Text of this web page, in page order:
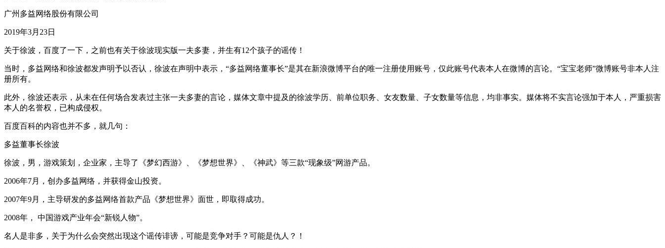
广州多益网络股份有限公司
2019年3月23日
关于徐波，百度了一下，之前也有关于徐波现实版一夫多妻，并生有12个孩子的谣传！
当时，多益网络和徐波都发声明予以否认，徐波在声明中表示，“多益网络董事长”是其在新浪微博平台的唯一注册使用账号，仅此账号代表本人在微博的言论。“宝宝老师”微博账号非本人注
册所有。
此外，徐波还表示，从未在任何场合发表过主张一夫多妻的言论，媒体文章中提及的徐波学历、前单位职务、女友数量、子女数量等信息，均非事实。媒体将不实言论强加于本人，严重损害
本人的名誉权，已构成侵权。
百度百科的内容也并不多，就几句：
多益董事长徐波
徐波，男，游戏策划，企业家，主导了《梦幻西游》、《梦想世界》、《神武》等三款“现象级”网游产品。
2006年7月，创办多益网络，并获得金山投资。
2007年9月，主导研发的多益网络首款产品《梦想世界》面世，即取得成功。
2008年， 中国游戏产业年会“新锐人物”。
名人是非多，关于为什么会突然出现这个谣传诽谤，可能是竞争对手？可能是仇人？！